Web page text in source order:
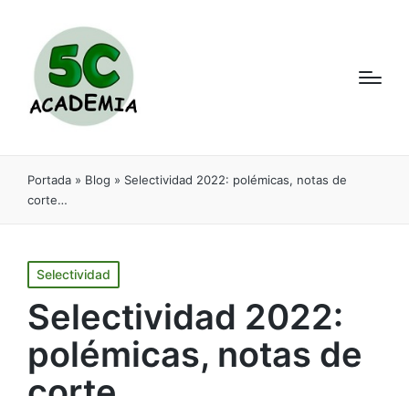
Portada » Blog » Selectividad 2022: polémicas, notas de
corte…
Selectividad
Selectividad 2022:
polémicas, notas de